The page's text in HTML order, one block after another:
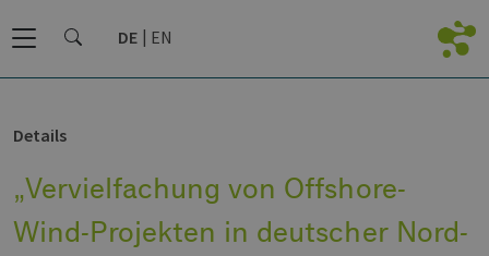
DE EN
Details
„Vervielfachung von Offshore-
Wind-Projekten in deutscher Nord-